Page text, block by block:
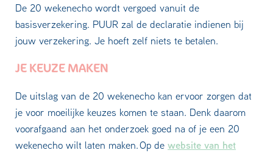
De 20 wekenecho wordt vergoed vanuit de
basisverzekering. PUUR zal de declaratie indienen bij
jouw verzekering. Je hoeft zelf niets te betalen.
JE KEUZE MAKEN
De uitslag van de 20 wekenecho kan ervoor zorgen dat
je voor moeilijke keuzes komen te staan. Denk daarom
voorafgaand aan het onderzoek goed na of je een 20
wekenecho wilt laten maken. Op de website van het